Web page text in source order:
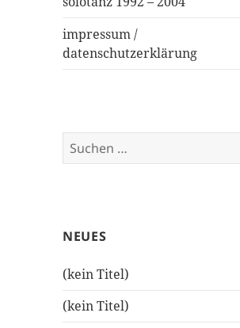
impressum /
datenschutzerklärung
Suchen
nach:
NEUES
(kein Titel)
(kein Titel)